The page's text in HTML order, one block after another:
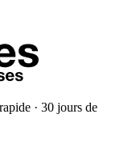
· 30 jours de